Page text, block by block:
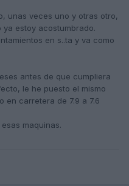
unas veces uno y otras otro,
estoy acostumbrado.
en s..ta y va como
antes de que cumpliera
le he puesto el mismo
en carretera de 7.9 a 7.6
maquinas.